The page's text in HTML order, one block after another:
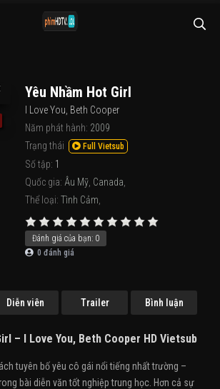
Yêu Nhầm Hot Girl
I Love You, Beth Cooper
Năm phát hành: 2009
Trạng thái
Full Vietsub
Số tập: 1
Quốc gia: Âu Mỹ Canada
Thể loại: Tình Cảm
Đánh giá của bạn: 0
0 đánh giá
Diễn viên Trailer Bình luận
– I Love You, Beth Cooper HD Vietsub
tuyên bố yêu cô gái nổi tiếng nhất trường –
bài diễn văn tốt nghiệp trung học. Hơn cả sự